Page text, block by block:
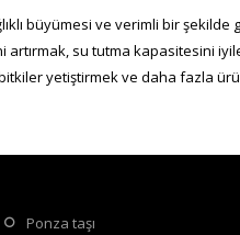
büyümesi ve verimli bir
su tutma kapasitesini
yetiştirmek ve daha fazla
ponza taşı